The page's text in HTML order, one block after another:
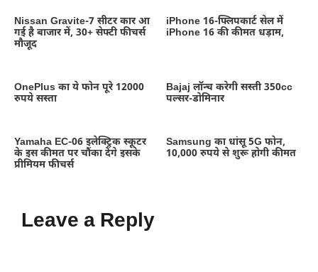
Nissan Gravite-7 सीटर कार आ
गई है बाजार में, 30+ सेफ्टी फीचर्स
मौजूद
iPhone 16-फ्लिपकार्ट सेल में
iPhone 16 की कीमत धड़ाम,
OnePlus का ये फोन पूरे 12000
रुपये सस्ता
Bajaj लॉन्च करेगी सस्ती 350cc
पल्सर-डोमिनार
Yamaha EC-06 इलेक्ट्रिक स्कूटर
के इस कीमत पर चौंका देंगे इसके
प्रीमियम फीचर्स
Samsung का धांसू 5G फोन,
10,000 रुपये से शुरू होगी कीमत
Leave a Reply